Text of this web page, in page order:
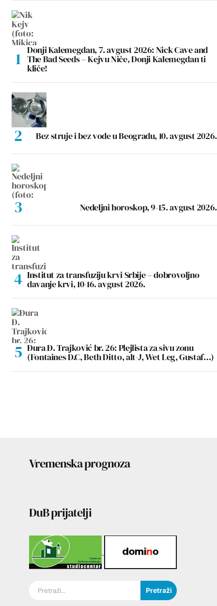
Donji Kalemegdan, 7. avgust 2026: Nick Cave and
The Bad Seeds – Kejvu Niče, Donji Kalemegdan ti
kliče!
Bez struje i bez vode u Beogradu, 10. avgust 2026.
Nedeljni horoskop, 9-15. avgust 2026.
Institut za transfuziju krvi Srbije – dobrovoljno
davanje krvi, 10-16. avgust 2026.
Đura Đ. Trajković br. 26: Plejlista za sivu zonu
(Fontaines D.C, Beth Ditto, alt-J, Wet Leg, Gustaf…)
Vremenska prognoza
DuB prijatelji
Pretraži